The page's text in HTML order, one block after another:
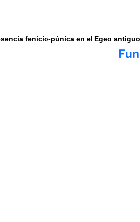
fenicio-púnica en el Egeo antiguo